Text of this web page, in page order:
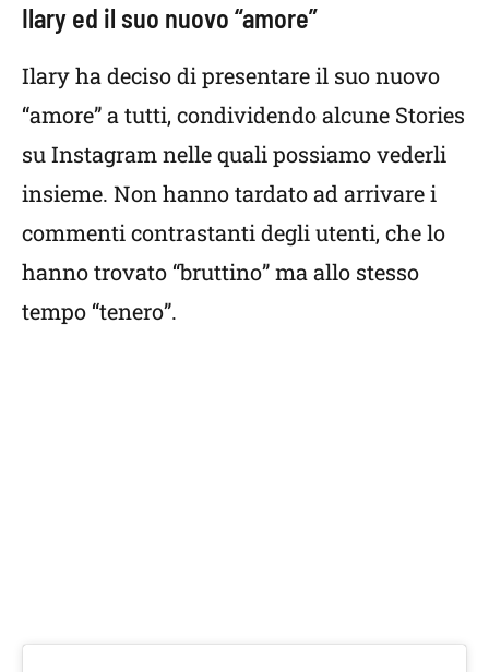
Ilary ed il suo nuovo “amore”
Ilary ha deciso di presentare il suo nuovo
“amore” a tutti, condividendo alcune Stories
su Instagram nelle quali possiamo vederli
insieme. Non hanno tardato ad arrivare i
commenti contrastanti degli utenti, che lo
hanno trovato “bruttino” ma allo stesso
tempo “tenero”.